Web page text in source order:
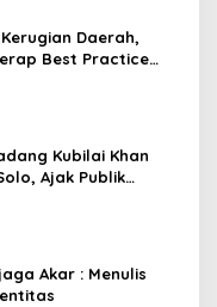
Daerah,
Best Practice
Kubilai Khan
Ajak Publik
Akar : Menulis